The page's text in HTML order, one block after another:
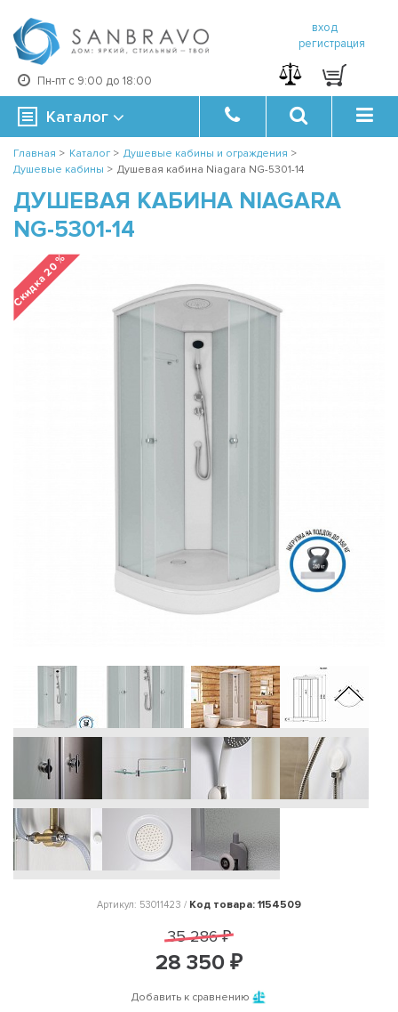
Пн-пт с 9:00 до 18:00
вход
регистрация
Каталог
Главная > Каталог > Душевые кабины и ограждения >
Душевые кабины > Душевая кабина Niagara NG-5301-14
ДУШЕВАЯ КАБИНА NIAGARA
NG-5301-14
Скидка 20 %
Артикул: 53011423 / Код товара: 1154509
35 286 ₽
28 350 ₽
Добавить к сравнению